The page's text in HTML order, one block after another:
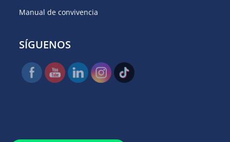
Manual de convivencia
SÍGUENOS